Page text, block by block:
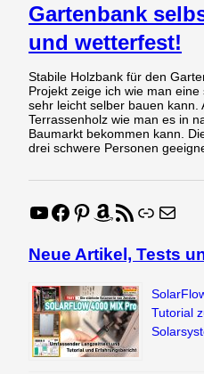
Gartenbank
und wetterfest!
Stabile Holzbank für den
Projekt zeige ich wie man
sehr leicht selber bauen kann.
Terrassenholz wie man es in
Baumarkt bekommen kann.
drei schwere Personen
YouTube
Facebook
Pinterest
Amazon
RSS-Feed
Link
E-Mail
Neue Artikel, Tests
Tutorial